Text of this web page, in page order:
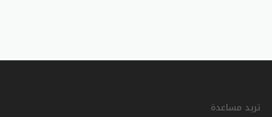
تريد مساعدة